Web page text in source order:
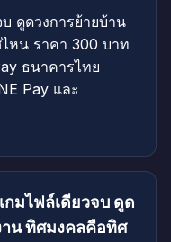
ดูดวงการย้ายบ้าน
หน ราคา 300 บาท
ธนาคารไทย
Pay และ
กมไฟล์เดียวจบ ดูด
น ทิศมงคลคือทิศ